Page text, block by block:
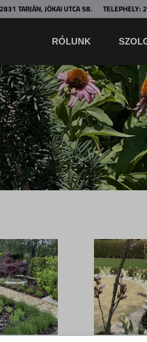
TARJÁN, JÓKAI UTCA 58. TELEPHELY:
RÓLUNK